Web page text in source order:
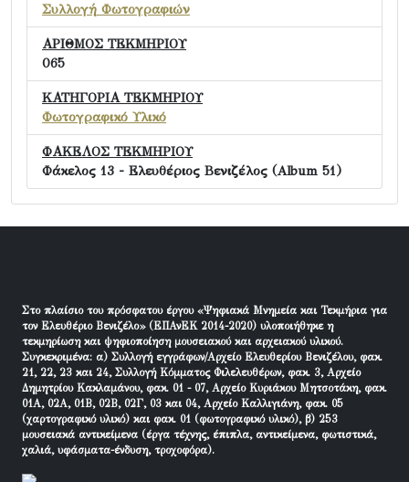
Συλλογή Φωτογραφιών
ΑΡΙΘΜΟΣ ΤΕΚΜΗΡΙΟΥ
065
ΚΑΤΗΓΟΡΙΑ ΤΕΚΜΗΡΙΟΥ
Φωτογραφικό Υλικό
ΦΑΚΕΛΟΣ ΤΕΚΜΗΡΙΟΥ
Φάκελος 13 - Ελευθέριος Βενιζέλος (Album 51)
Στο πλαίσιο του πρόσφατου έργου «Ψηφιακά Μνημεία και Τεκμήρια για
τον Ελευθέριο Βενιζέλο» (ΕΠΑνΕΚ 2014-2020) υλοποιήθηκε η
τεκμηρίωση και ψηφιοποίηση μουσειακού και αρχειακού υλικού.
Συγκεκριμένα: α) Συλλογή εγγράφων/Αρχείο Ελευθερίου Βενιζέλου, φακ.
21, 22, 23 και 24, Συλλογή Κόμματος Φιλελευθέρων, φακ. 3, Αρχείο
Δημητρίου Κακλαμάνου, φακ. 01 - 07, Αρχείο Κυριάκου Μητσοτάκη, φακ.
01Α, 02Α, 01Β, 02Β, 02Γ, 03 και 04, Αρχείο Καλλιγιάνη, φακ. 05
(χαρτογραφικό υλικό) και φακ. 01 (φωτογραφικό υλικό), β) 253
μουσειακά αντικείμενα (έργα τέχνης, έπιπλα, αντικείμενα, φωτιστικά,
χαλιά, υφάσματα-ένδυση, τροχοφόρα).